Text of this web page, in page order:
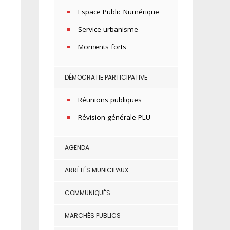
Espace Public Numérique
Service urbanisme
Moments forts
DÉMOCRATIE PARTICIPATIVE
Réunions publiques
Révision générale PLU
AGENDA
ARRÊTÉS MUNICIPAUX
COMMUNIQUÉS
MARCHÉS PUBLICS